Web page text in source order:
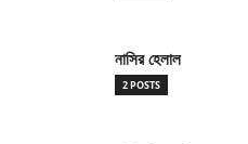
নাসির হেলাল
2 POSTS